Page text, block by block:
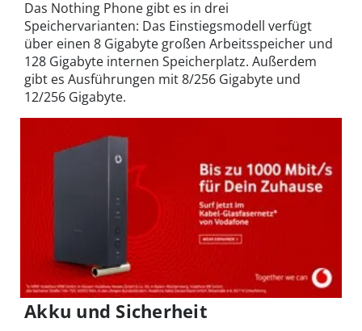
Das Nothing Phone gibt es in drei
Speichervarianten: Das Einstiegsmodell verfügt
über einen 8 Gigabyte großen Arbeitsspeicher und
128 Gigabyte internen Speicherplatz. Außerdem
gibt es Ausführungen mit 8/256 Gigabyte und
12/256 Gigabyte.
Akku und Sicherheit